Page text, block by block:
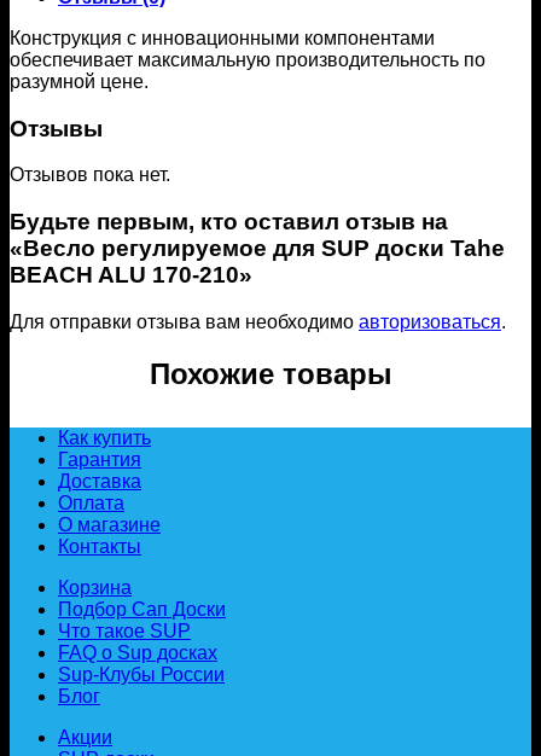
Конструкция с инновационными компонентами
обеспечивает максимальную производительность по
разумной цене.
Отзывы
Отзывов пока нет.
Будьте первым, кто оставил отзыв на
«Весло регулируемое для SUP доски Tahe
BEACH ALU 170-210»
Для отправки отзыва вам необходимо авторизоваться.
Похожие товары
Как купить
Гарантия
Доставка
Оплата
О магазине
Контакты
Корзина
Подбор Сап Доски
Что такое SUP
FAQ о Sup досках
Sup-Клубы России
Блог
Акции